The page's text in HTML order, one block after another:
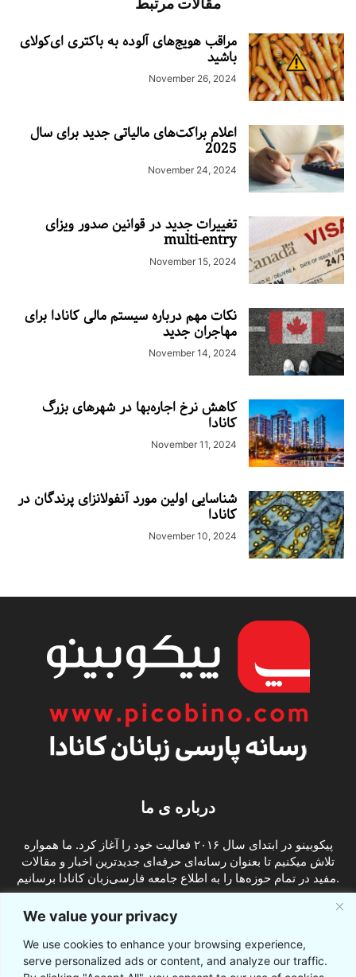
We value your privacy
We use cookies to enhance your browsing experience,
serve personalized ads or content, and analyze our traffic.
مراقب هویج‌های آلوده به باکتری ای‌کولای
باشید
November 26, 2024
اعلام براکت‌های مالیاتی جدید برای سال
2025
November 24, 2024
تغییرات جدید در قوانین صدور ویزای
multi-entry
November 15, 2024
نکات مهم درباره سیستم مالی کانادا برای
مهاجران جدید
November 14, 2024
کاهش نرخ اجاره‌بها در شهرهای بزرگ
کانادا
November 11, 2024
شناسایی اولین مورد آنفولانزای پرندگان در
کانادا
November 10, 2024
درباره ی ما
پیکوبینو در ابتدای سال ۲۰۱۶ فعالیت خود را آغاز کرد. ما همواره
تلاش میکنیم تا بعنوان رسانه‌ای حرفه‌ای جدیدترین اخبار و مقالات
مفید در تمام حوزه‌ها را به اطلاع جامعه فارسی‌زبان کانادا برسانیم.
ما را دنبال کنید